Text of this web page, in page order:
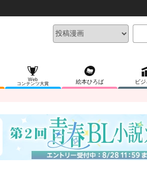
Web
コンテンツ大賞
絵本ひろば ビ